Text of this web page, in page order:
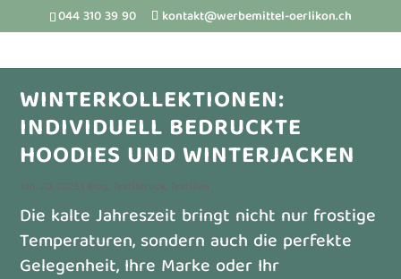
044 310 39 90 kontakt@werbemittel-oerlikon.ch
WINTERKOLLEKTIONEN:
INDIVIDUELL BEDRUCKTE
HOODIES UND WINTERJACKEN
Die kalte Jahreszeit bringt nicht nur frostige
Temperaturen, sondern auch die perfekte
Gelegenheit, Ihre Marke oder Ihr